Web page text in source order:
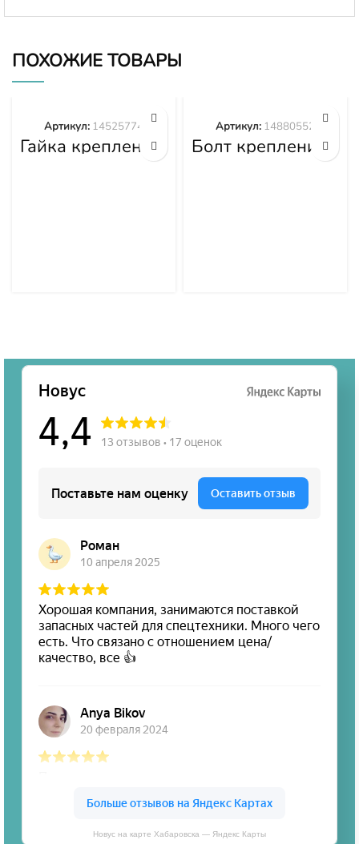
ПОХОЖИЕ ТОВАРЫ
Гайка крепления
башмака
Артикул: 14525774
Болт крепления
башмака
Артикул: 14880552
Новус на карте Хабаровска — Яндекс Карты